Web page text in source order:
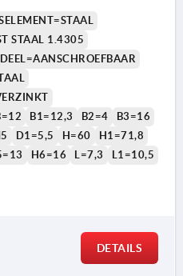
lasbaar
O-ring
STAAL 1.4305
B1=12,3 B2=4
B3=16
D1=5,5 H=60
H1=71,8
H6=16 L=7,3
L1=10,5
DETAILS